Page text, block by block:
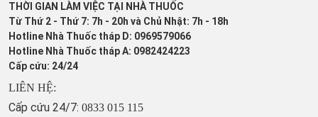
THỜI GIAN LÀM VIỆC TẠI NHÀ THUỐC
Từ Thứ 2 - Thứ 7: 7h - 20h và Chủ Nhật: 7h - 18h
Hotline Nhà Thuốc tháp D: 0969579066
Hotline Nhà Thuốc tháp A: 0982424223
Cấp cứu: 24/24
LIÊN HỆ:
Cấp cứu 24/7: 0833 015 115